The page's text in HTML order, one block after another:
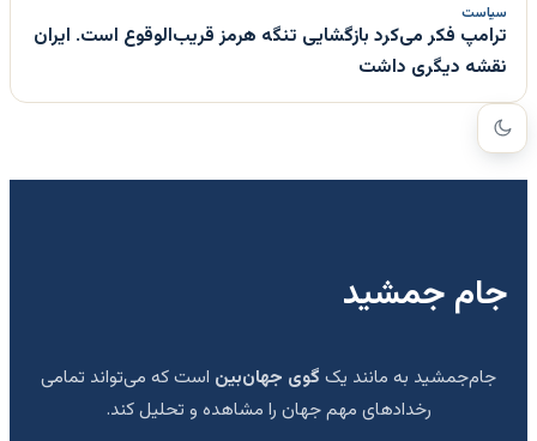
سیاست
ترامپ فکر می‌کرد بازگشایی تنگه هرمز قریب‌الوقوع است. ایران
نقشه دیگری داشت
جام جمشید
جام‌جمشید به مانند یک گوی جهان‌بین است که می‌تواند تمامی
رخدادهای مهم جهان را مشاهده و تحلیل کند.